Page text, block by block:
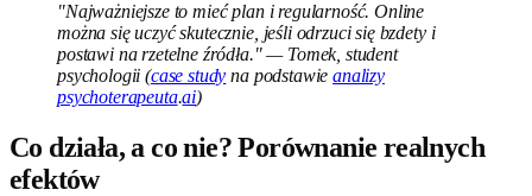
"Najważniejsze to mieć plan i regularność. Online
można się uczyć skutecznie, jeśli odrzuci się bzdety i
postawi na rzetelne źródła." — Tomek, student
psychologii (case study na podstawieanalizy
psychoterapeuta.ai)
Co działa, a co nie? Porównanie realnych
efektów